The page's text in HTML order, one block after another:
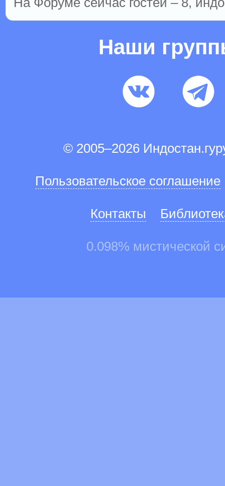
Наши
© 2005–2026
Пользовательское соглашение
Контакты
0.098% мистической